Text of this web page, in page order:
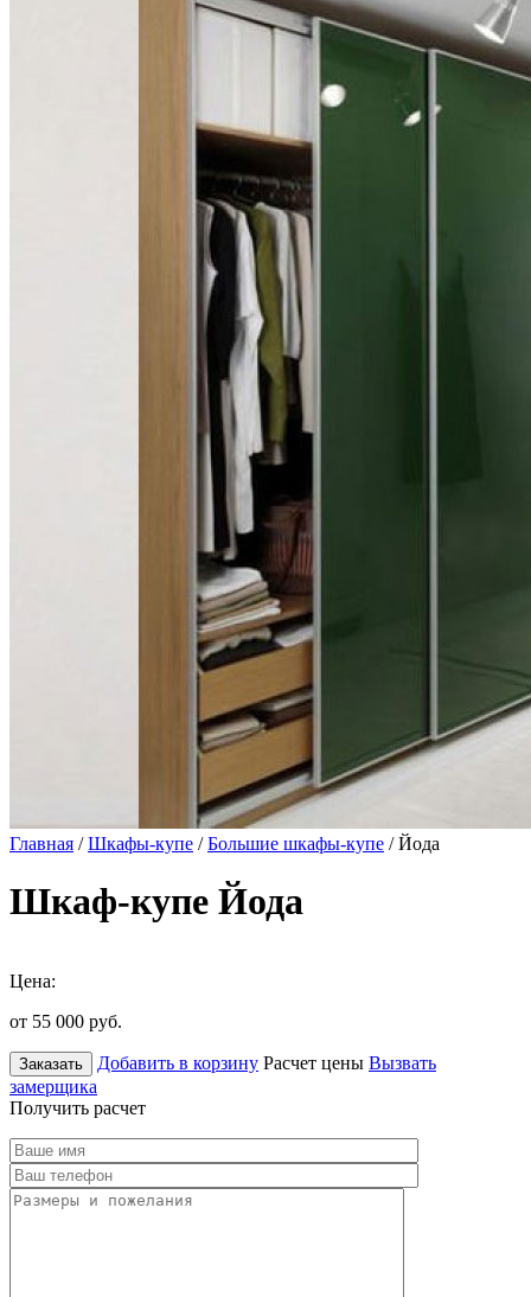
Главная /Шкафы-купе /Большие шкафы-купе / Йода
Шкаф-купе Йода
Цена:
от 55 000 руб.
Заказать Добавить в корзину Расчет цены Вызвать
замерщика
Получить расчет